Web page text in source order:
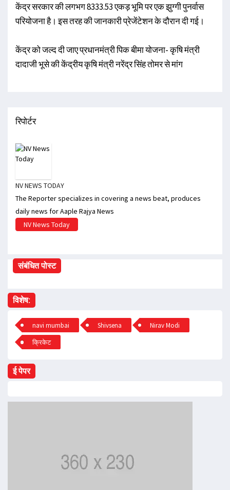
केंद्र सरकार की लगभग 8333.53 एकड़ भूमि पर एक झुग्गी पुनर्वास
परियोजना है। इस तरह की जानकारी प्रेजेंटेशन के दौरान दी गई।
केंद्र को जल्द दी जाए प्रधानमंत्री पिक बीमा योजना- कृषि मंत्री
दादाजी भूसे की केंद्रीय कृषि मंत्री नरेंद्र सिंह तोमर से मांग
रिपोर्टर
NV NEWS TODAY
The Reporter specializes in covering a news beat, produces
daily news for Aaple Rajya News
NV News Today
संबंधित पोस्ट
विशेष:
navi mumbai Shivsena
Nirav Modi
क्रिकेट
ई पेपर